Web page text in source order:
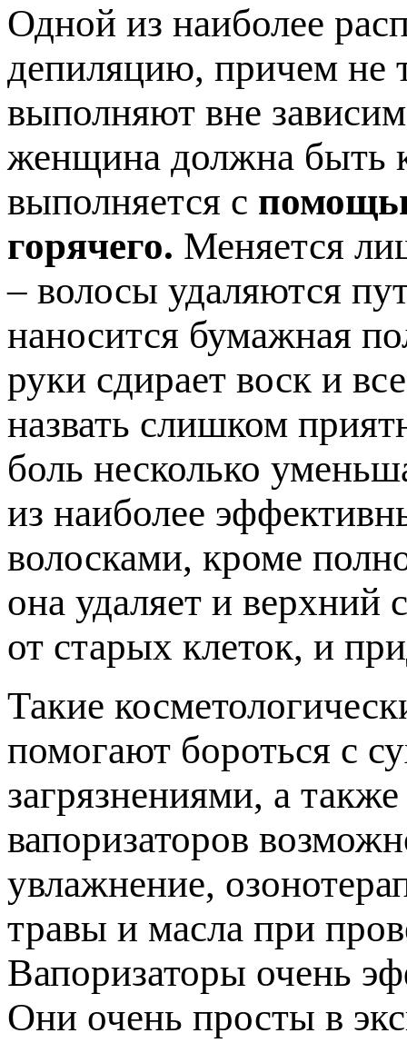
Одной из наиболее
депиляцию, причем не
выполняют вне
женщина должна быть
выполняется с
горячего. Меняется
– волосы удаляются
наносится бумажная
руки сдирает воск и
назвать слишком
боль несколько
из наиболее
волосками, кроме
она удаляет и верхний
от старых клеток, и
Такие
помогают бороться с
загрязнениями, а
вапоризаторов
увлажнение,
травы и масла при
Вапоризаторы очень
Они очень просты в